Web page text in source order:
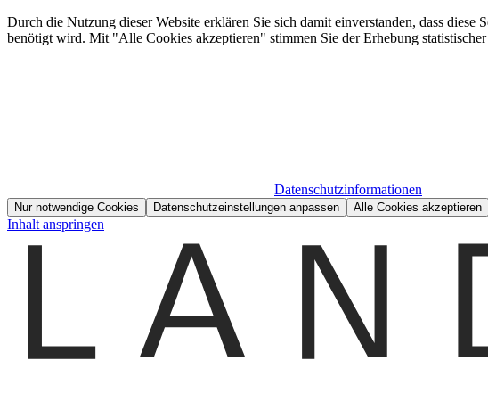
Durch die Nutzung dieser Website erklären Sie sich damit einverstanden, dass
benötigt wird. Mit "Alle Cookies akzeptieren" stimmen Sie der Erhebung
Datenschutzinformationen
Nur notwendige Cookies Datenschutzeinstellungen anpassen Alle Cookies akzeptieren
Inhalt anspringen